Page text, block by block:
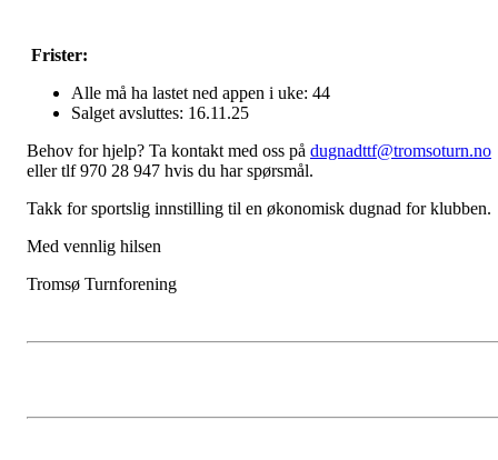
Frister:
Alle må ha lastet ned appen i uke: 44
Salget avsluttes: 16.11.25
Behov for hjelp? Ta kontakt med oss på dugnadttf@tromsoturn.no
eller tlf 970 28 947 hvis du har spørsmål.
Takk for sportslig innstilling til en økonomisk dugnad for klubben.
Med vennlig hilsen
Tromsø Turnforening